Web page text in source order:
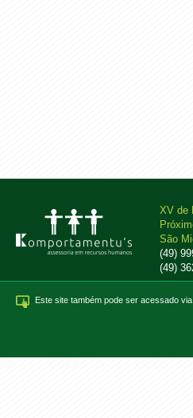
XV de
São
(49)
(49)
Este site também pode ser acessado